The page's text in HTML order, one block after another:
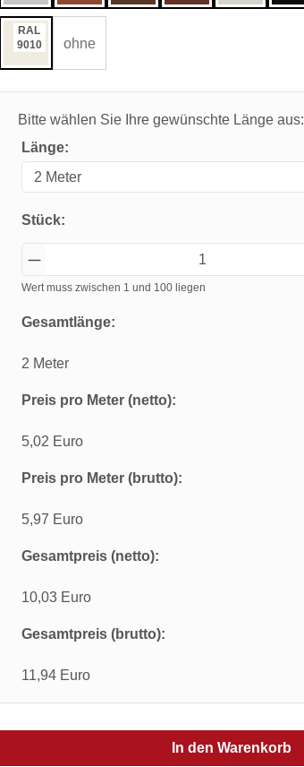
RAL
9010
ohne
Bitte wählen Sie Ihre gewünschte Länge aus:
Länge:
Stück:
Wert muss zwischen 1 und 100 liegen
Gesamtlänge:
2 Meter
Preis pro Meter (netto):
5,02 Euro
Preis pro Meter (brutto):
5,97 Euro
Gesamtpreis (netto):
10,03 Euro
Gesamtpreis (brutto):
11,94 Euro
In den Warenkorb